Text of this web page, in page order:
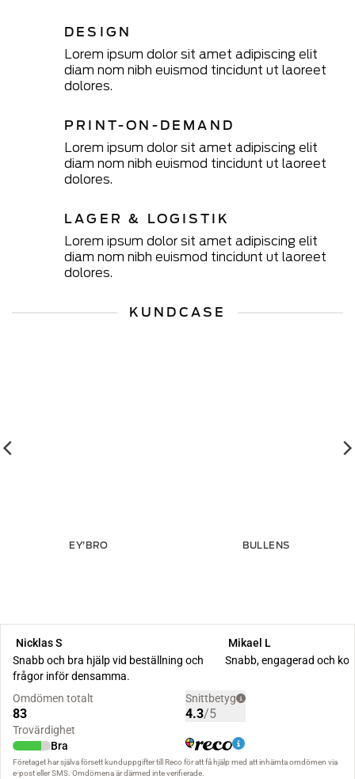
DESIGN
Lorem ipsum dolor sit amet adipiscing elit
diam nom nibh euismod tincidunt ut laoreet
dolores.
PRINT-ON-DEMAND
Lorem ipsum dolor sit amet adipiscing elit
diam nom nibh euismod tincidunt ut laoreet
dolores.
LAGER & LOGISTIK
Lorem ipsum dolor sit amet adipiscing elit
diam nom nibh euismod tincidunt ut laoreet
dolores.
KUNDCASE
EY’BRO BULLENS